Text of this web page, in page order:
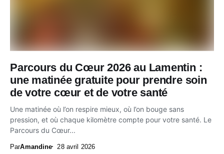
Parcours du Cœur 2026 au Lamentin :
une matinée gratuite pour prendre soin
de votre cœur et de votre santé
Une matinée où l’on respire mieux, où l’on bouge sans
pression, et où chaque kilomètre compte pour votre santé. Le
Parcours du Cœur...
ParAmandine 28 avril 2026